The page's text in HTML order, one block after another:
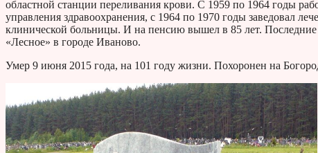
областной станции переливания крови. С 1959 по 1964 годы
управления здравоохранения, с 1964 по 1970 годы заведовал
клинической больницы. И на пенсию вышел в 85 лет.
«Лесное» в городе Иваново.
Умер 9 июня 2015 года, на 101 году жизни. Похоронен на